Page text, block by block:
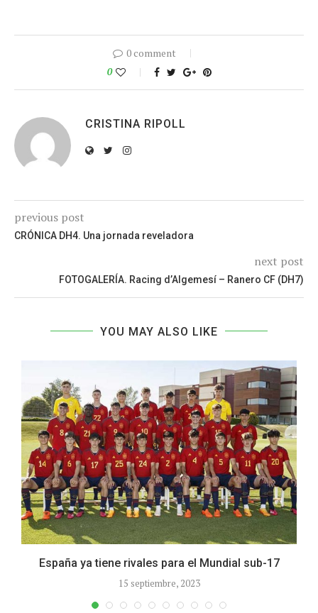
0 comment
0
CRISTINA RIPOLL
previous post
CRÓNICA DH4. Una jornada reveladora
next post
FOTOGALERÍA. Racing d’Algemesí – Ranero CF (DH7)
YOU MAY ALSO LIKE
España ya tiene rivales para el Mundial sub-17
15 septiembre, 2023